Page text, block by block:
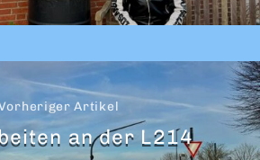
Artikel
an der L214